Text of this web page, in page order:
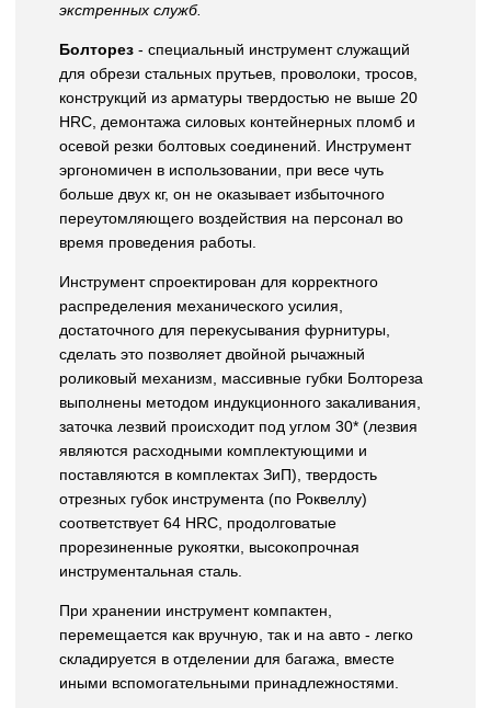
экстренных служб.
Болторез - специальный инструмент служащий
для обрези стальных прутьев, проволоки, тросов,
конструкций из арматуры твердостью не выше 20
HRC, демонтажа силовых контейнерных пломб и
осевой резки болтовых соединений. Инструмент
эргономичен в использовании, при весе чуть
больше двух кг, он не оказывает избыточного
переутомляющего воздействия на персонал во
время проведения работы.
Инструмент спроектирован для корректного
распределения механического усилия,
достаточного для перекусывания фурнитуры,
сделать это позволяет двойной рычажный
роликовый механизм, массивные губки Болтореза
выполнены методом индукционного закаливания,
заточка лезвий происходит под углом 30* (лезвия
являются расходными комплектующими и
поставляются в комплектах ЗиП), твердость
отрезных губок инструмента (по Роквеллу)
соответствует 64 HRC, продолговатые
прорезиненные рукоятки, высокопрочная
инструментальная сталь.
При хранении инструмент компактен,
перемещается как вручную, так и на авто - легко
складируется в отделении для багажа, вместе
иными вспомогательными принадлежностями.